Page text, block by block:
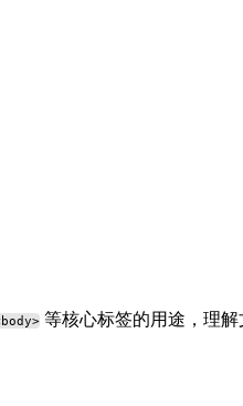
等核心标签的用途，理